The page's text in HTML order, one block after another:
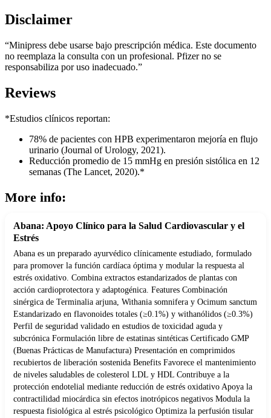
Disclaimer
“Minipress debe usarse bajo prescripción médica. Este documento
no reemplaza la consulta con un profesional. Pfizer no se
responsabiliza por uso inadecuado.”
Reviews
*Estudios clínicos reportan:
78% de pacientes con HPB experimentaron mejoría en flujo
urinario (Journal of Urology, 2021).
Reducción promedio de 15 mmHg en presión sistólica en 12
semanas (The Lancet, 2020).*
More info:
Abana: Apoyo Clínico para la Salud Cardiovascular y el
Estrés
Abana es un preparado ayurvédico clínicamente estudiado, formulado
para promover la función cardíaca óptima y modular la respuesta al
estrés oxidativo. Combina extractos estandarizados de plantas con
acción cardioprotectora y adaptogénica. Features Combinación
sinérgica de Terminalia arjuna, Withania somnifera y Ocimum sanctum
Estandarizado en flavonoides totales (≥0.1%) y withanólidos (≥0.3%)
Perfil de seguridad validado en estudios de toxicidad aguda y
subcrónica Formulación libre de estatinas sintéticas Certificado GMP
(Buenas Prácticas de Manufactura) Presentación en comprimidos
recubiertos de liberación sostenida Benefits Favorece el mantenimiento
de niveles saludables de colesterol LDL y HDL Contribuye a la
protección endotelial mediante reducción de estrés oxidativo Apoya la
contractilidad miocárdica sin efectos inotrópicos negativos Modula la
respuesta fisiológica al estrés psicológico Optimiza la perfusión tisular